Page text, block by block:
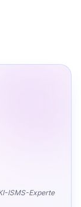
ISMS-Experte